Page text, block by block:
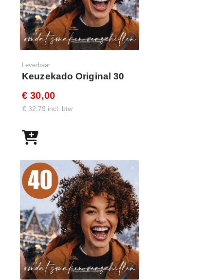
Leverbaar
Keuzekado Original 30
€ 30,00
€ 32,79 incl. btw